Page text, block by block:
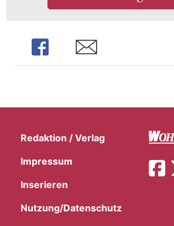
Share Share
Redaktion / Verlag
Impressum
Inserieren
Nutzung/Datenschutz